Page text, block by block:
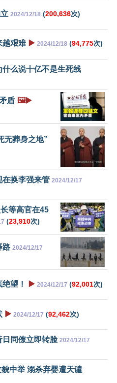
2024/12/18 (200,636次)
越艰难 ▶️ 2024/12/18 (94,775次)
么说十亿不是生死线
盾 🖼️▶️
无葬身之地”
在换李强来管 2024/12/17
等高官在45
(23,910次)
路 2024/12/17
望！ ▶️ 2024/12/17 (92,001次)
▶️ 2024/12/17 (92,462次)
日同僚立即转脸 2024/12/17
中举 溺杀弃婴遭天谴